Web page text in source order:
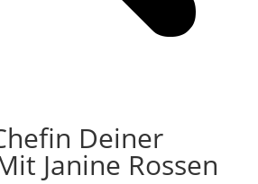
Deiner
Janine Rossen